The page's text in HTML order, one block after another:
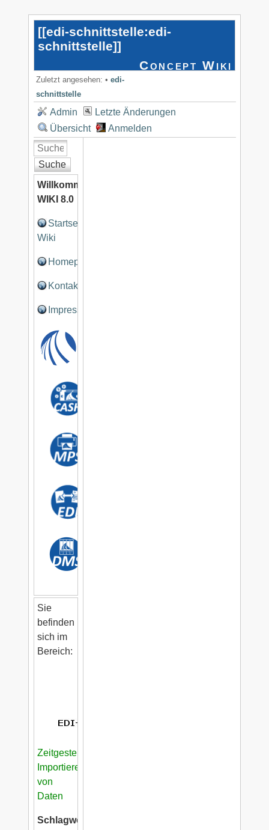
[[edi-schnittstelle:edi-
schnittstelle]]
Concept Wiki
Zuletzt angesehen: • edi-
schnittstelle
Admin
Letzte Änderungen
Übersicht
Anmelden
Suche
Willkommen
WIKI 8.0
Startseite
Wiki
Homepage
Kontakt
Impressum
Sie
befinden
sich im
Bereich:
Zeitgesteuertes
Importieren
von
Daten
Schlagwörter: